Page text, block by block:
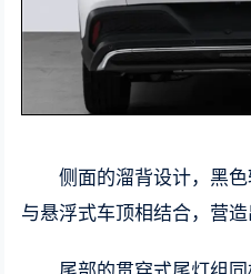
侧面的溜背设计，黑
与悬浮式车顶相结合，营造